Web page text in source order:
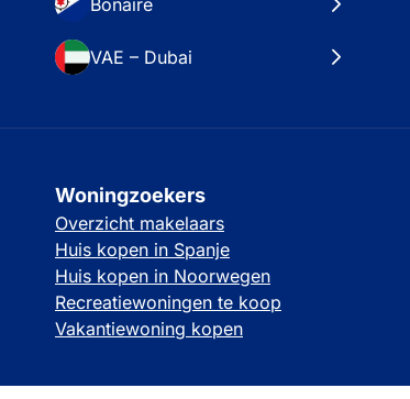
Bonaire
VAE – Dubai
Woningzoekers
Overzicht makelaars
Huis kopen in Spanje
Huis kopen in Noorwegen
Recreatiewoningen te koop
Vakantiewoning kopen